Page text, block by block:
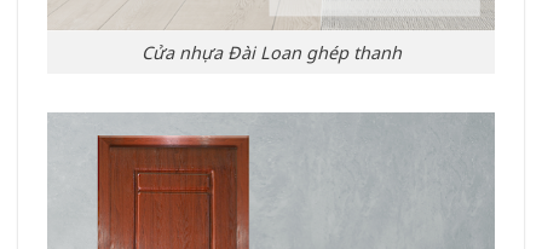
Cửa nhựa Đài Loan ghép thanh